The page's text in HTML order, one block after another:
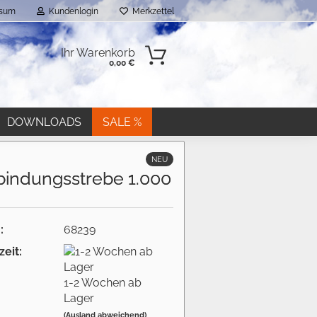
Kundenlogin Merkzettel
Ihr Warenkorb
0,00 €
DOWNLOADS SALE %
NEU
1.000
68239
1-2 Wochen ab
Lager
(Ausland abweichend)